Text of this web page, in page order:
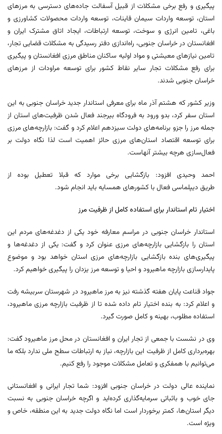
پیگیری و رفع برخی مشکلات از قبیل آسفالت جاده‌های دسترسی به مرزهای
استان، توسعه واردات سیمان قاینات، توسعه واردات محصولات کشاورزی و
باغی، تامین انرژی و سوخت، توسعه ارتباطات، ایجاد اتاق مشترک ایران و
افغانستان در خراسان جنوبی، راه‌اندازی دفتر رسیدگی به مشکلات قضایی تجار،
تامین نیازهای معیشتی و مواد اولیه ساکنان مناطق مرزی افغانستان و پیگیری
برای رفع مشکلات تجار سایر نقاط کشور برای توسعه مراودات از مرزهای
خراسان جنوبی شدند.
وزیر کشور که هشتم آذر ماه برای معرفی استاندار جدید خراسان جنوبی به این
استان سفر کرد، بدو ورود به فرودگاه بیرجند فعال شدن ظرفیت‌های استان از
جمله مرز را جزو برنامه‌های دولت سیزدهم اعلام کرد و گفت: بازارچه‌های مرزی
برای توسعه اقتصاد استان‌های مرزی حائز اهمیت است لذا نگاه دولت بر
فعال‌سازی هرچه بیشتر آنهاست.
احمد وحیدی افزود: بازگشایی برخی موارد که قبلا تعطیل بوده از
طریق دیپلماسی فعال با کشورهای همسایه باید انجام شود.
اختیار تام استاندار برای استفاده کامل از ظرفیت مرز
استاندار خراسان جنوبی در مراسم معارفه خود یکی از دغدغه‌های مردم این
استان را بازگشایی بازارچه‌های مرزی عنوان کرد و گفت: یکی از دغدغه‌ها و
پیگیری‌های بنده بازگشایی بازارچه‌های مرزی استان خواهد بود و موضوع
پایدارسازی بازارچه ماهیرود و احیا و توسعه مرز یزدان را پیگیری خواهیم کرد.
جواد قناعت پایان هفته گذشته نیز به مرز ماهیرود در شهرستان سربیشه رفت
و اعلام کرد: به بنده اختیار تام داده شده تا از ظرفیت بازارچه مرزی ماهیرود،
استفاده مطلوب، بهینه و کامل صورت گیرد.
وی در نشست با جمعی از تجار ایران و افغانستان در محل مرز ماهیرود گفت:
بهره‌برداری کامل از ظرفیت این بازارچه، نیاز به ارتباطات سطح ملی ندارد بلکه ما
می‌توانیم با همفکری و تعامل مشکلات موجود را رفع کنیم.
نماینده عالی دولت در خراسان جنوبی افزود: شما تجار ایرانی و افغانستانی
جای خوب و باثباتی سرمایه‌گذاری کرده‌اید و اگرچه خراسان جنوبی به نسبت
دیگر استان‌ها، کمتر برخوردار است اما نگاه دولت جدید به این منطقه، خاص و
ویژه است.